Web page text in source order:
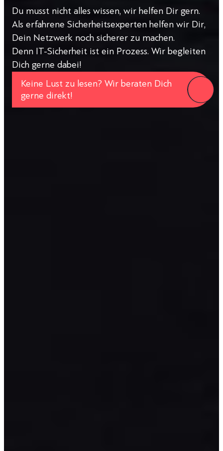
Du musst nicht alles wissen, wir helfen Dir gern.
Als erfahrene Sicherheitsexperten helfen wir Dir,
Dein Netzwerk noch sicherer zu machen.
Denn IT-Sicherheit ist ein Prozess. Wir begleiten
Dich gerne dabei!
Keine Lust zu lesen? Wir beraten Dich
gerne direkt!